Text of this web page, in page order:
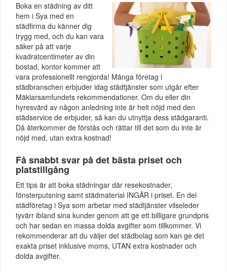
Boka en städning av ditt
hem i Sya med en
städfirma du känner dig
trygg med, och du kan vara
säker på att varje
kvadratcentimeter av din
bostad, kontor kommer att
vara professionellt rengjorda! Många företag i
städbranschen erbjuder idag städtjänster som utgår efter
Mäklarsamfundets rekommendationer. Om du eller din
hyresvärd av någon anledning inte är helt nöjd med den
städservice de erbjuder, så kan du utnyttja dess städgaranti.
Då återkommer de förstås och rättar till det som du inte är
nöjd med, utan extra kostnad!
Få snabbt svar på det bästa priset och
platstillgång
Ett tips är att boka städningar där resekostnader,
fönsterputsning samt städmaterial INGÅR i priset. En del
städföretag i Sya som arbetar med städtjänster vilseleder
tyvärr ibland sina kunder genom att ge ett billigare grundpris
och har sedan en massa dolda avgifter som tillkommer. Vi
rekommenderar att du väljer det städbolag som kan ge det
exakta priset inklusive moms, UTAN extra kostnader och
dolda avgifter.